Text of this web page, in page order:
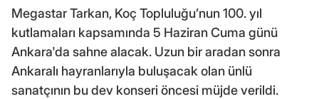
Megastar Tarkan, Koç Topluluğu’nun 100. yıl
kutlamaları kapsamında 5 Haziran Cuma günü
Ankara'da sahne alacak. Uzun bir aradan sonra
Ankaralı hayranlarıyla buluşacak olan ünlü
sanatçının bu dev konseri öncesi müjde verildi.